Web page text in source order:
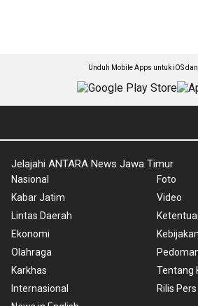
Unduh Mobile Apps untuk iOS
Jelajahi ANTARA News Jawa Timur
Nasional
Kabar Jatim
Lintas Daerah
Ekonomi
Olahraga
Karkhas
Internasional
Foto
Video
Tentang
Rilis Pers